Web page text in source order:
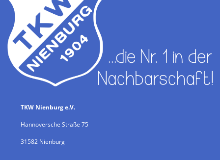
TKW Nienburg e.V.
Hannoversche Straße 75
31582 Nienburg